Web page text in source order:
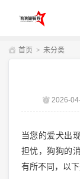
首页 > 未分类
2026-
当您的爱犬出
担忧，狗狗的
有所不同，以